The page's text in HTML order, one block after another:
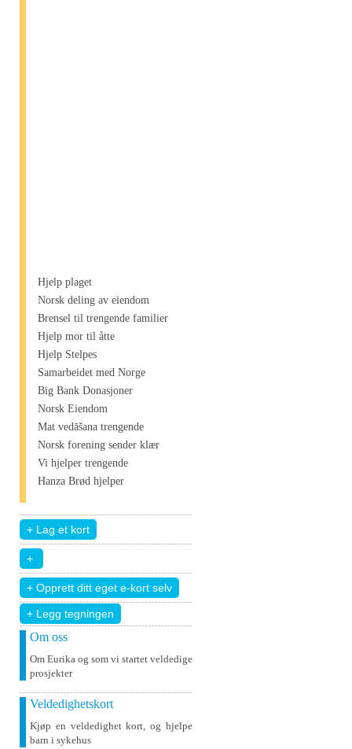
Hjelp plaget
Norsk deling av eiendom
Brensel til trengende familier
Hjelp mor til åtte
Hjelp Stelpes
Samarbeidet med Norge
Big Bank Donasjoner
Norsk Eiendom
Mat vedāšana trengende
Norsk forening sender klær
Vi hjelper trengende
Hanza Brød hjelper
+ Legg tegningen
Om oss
Om Eurika og som vi startet veldedige
prosjekter
Veldedighetskort
Kjøp en veldedighet kort, og hjelpe
barn i sykehus